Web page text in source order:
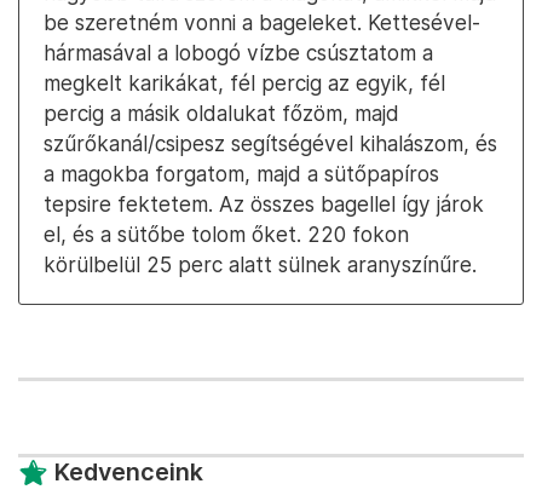
be szeretném vonni a bageleket. Kettesével-
hármasával a lobogó vízbe csúsztatom a
megkelt karikákat, fél percig az egyik, fél
percig a másik oldalukat főzöm, majd
szűrőkanál/csipesz segítségével kihalászom, és
a magokba forgatom, majd a sütőpapíros
tepsire fektetem. Az összes bagellel így járok
el, és a sütőbe tolom őket. 220 fokon
körülbelül 25 perc alatt sülnek aranyszínűre.
Kedvenceink